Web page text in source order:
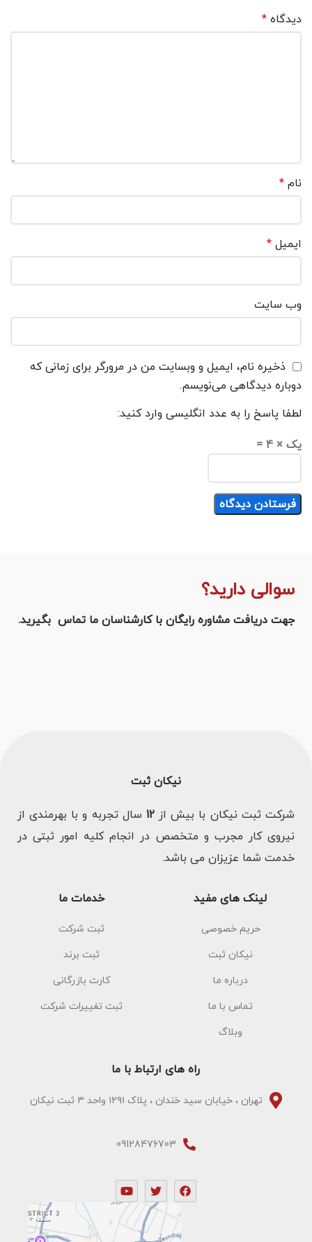
دیدگاه*
نام*
ایمیل*
وب‌ سایت
ذخیره نام، ایمیل و وبسایت من در مرورگر برای زمانی که
دوباره دیدگاهی می‌نویسم.
لطفا پاسخ را به عدد انگلیسی وارد کنید:
یک × 4 =
سوالی دارید؟
جهت دریافت مشاوره رایگان با کارشناسان ما تماس بگیرید.
نیکان ثبت
شرکت ثبت نیکان با بیش از 12 سال تجربه و با بهرمندی از
نیروی کار مجرب و متخصص در انجام کلیه امور ثبتی در
خدمت شما عزیزان می باشد.
لینک های مفید
حریم خصوصی
نیکان ثبت
درباره ما
تماس با ما
وبلاگ
خدمات ما
ثبت شرکت
ثبت برند
کارت بازرگانی
ثبت تغییرات شرکت
راه های ارتباط با ما
تهران ، خیابان سید خندان ، پلاک ۱۲۹۱ واحد ۳ ثبت نیکان
09128476703